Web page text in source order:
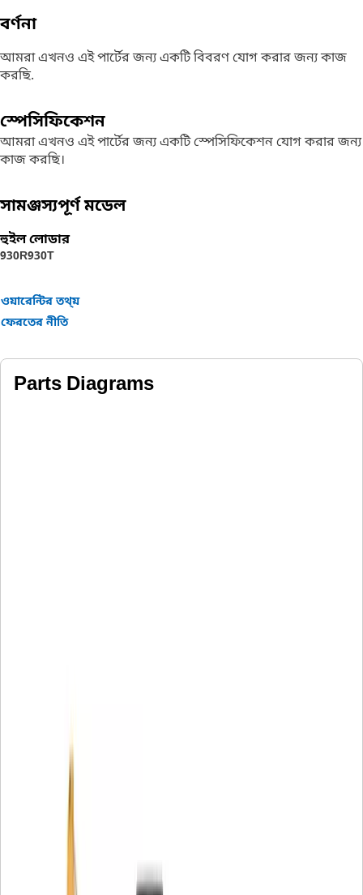
বর্ণনা
আমরা এখনও এই পার্টের জন্য একটি বিবরণ যোগ করার জন্য কাজ
করছি.
স্পেসিফিকেশন
আমরা এখনও এই পার্টের জন্য একটি স্পেসিফিকেশন যোগ করার জন্য
কাজ করছি।
সামঞ্জস্যপূর্ণ মডেল
হুইল লোডার
930R930T
ওয়ারেন্টির তথ্য়
ফেরতের নীতি
Parts Diagrams